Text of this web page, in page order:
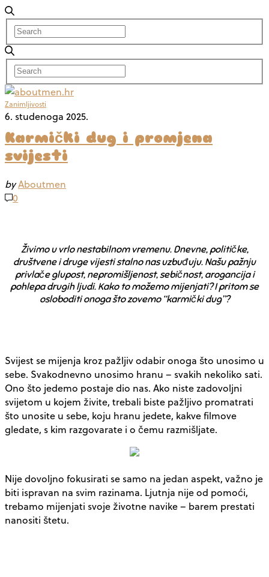
Zanimljivosti
6. studenoga 2025.
Karmički dug i promjena
svijesti
byAboutmen
0
Živimo u vrlo nestabilnom vremenu. Dnevne, političke,
društvene i druge vijesti stalno nas uzbuđuju. Našu pažnju
privlače glupost, nepromišljenost, sebičnost, arogancija i
pohlepa drugih ljudi. Kako to možemo mijenjati? I pritom se
osloboditi onoga što zovemo “karmički dug”?
Svijest se mijenja kroz pažljiv odabir onoga što unosimo u
sebe. Svakodnevno unosimo hranu – svakih nekoliko sati.
Ono što jedemo postaje dio nas. Ako niste zadovoljni
svijetom u kojem živite, trebali biste pažljivo promatrati
što unosite u sebe, koju hranu jedete, kakve filmove
gledate, s kim razgovarate i o čemu razmišljate.
Nije dovoljno fokusirati se samo na jedan aspekt, važno je
biti ispravan na svim razinama. Ljutnja nije od pomoći,
trebamo mijenjati svoje životne navike – barem prestati
nanositi štetu.